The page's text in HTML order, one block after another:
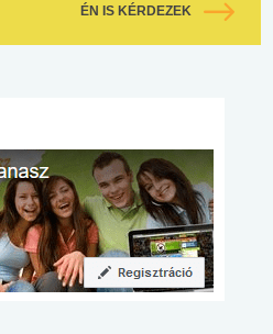
ÉN IS KÉRDEZEK